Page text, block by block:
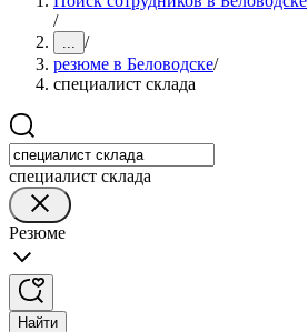
/
... /
резюме в Беловодске/
специалист склада
специалист склада
Резюме
Найти